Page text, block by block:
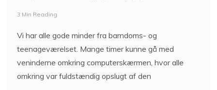
3 Min Reading
Vi har alle gode minder fra barndoms- og
teenageværelset. Mange timer kunne gå med
veninderne omkring computerskærmen, hvor alle
omkring var fuldstændig opslugt af den